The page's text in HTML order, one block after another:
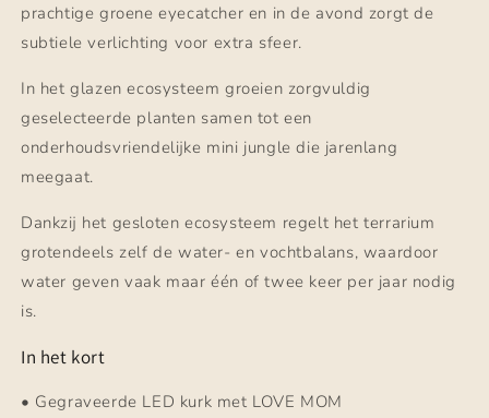
prachtige groene eyecatcher en in de avond zorgt de
subtiele verlichting voor extra sfeer.
In het glazen ecosysteem groeien zorgvuldig
geselecteerde planten samen tot een
onderhoudsvriendelijke mini jungle die jarenlang
meegaat.
Dankzij het gesloten ecosysteem regelt het terrarium
grotendeels zelf de water- en vochtbalans, waardoor
water geven vaak maar één of twee keer per jaar nodig
is.
In het kort
• Gegraveerde LED kurk met LOVE MOM